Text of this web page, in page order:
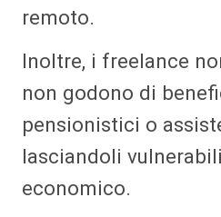
remoto.
Inoltre, i freelance
non godono di
pensionistici o
lasciandoli
economico.